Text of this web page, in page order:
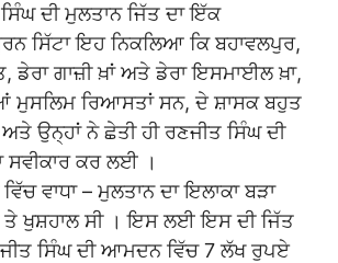
ਦੀ ਮੁਲਤਾਨ ਜਿੱਤ ਦਾ ਇੱਕ
ਸਿੱਟਾ ਇਹ ਨਿਕਲਿਆ ਕਿ ਬਹਾਵਲਪੁਰ,
ਡੇਰਾ ਗਾਜ਼ੀ ਖ਼ਾਂ ਅਤੇ ਡੇਰਾ ਇਸਮਾਈਲ ਖ਼ਾ,
ਮੁਸਲਿਮ ਰਿਆਸਤਾਂ ਸਨ, ਦੇ ਸ਼ਾਸਕ ਬਹੁਤ
ਉਨ੍ਹਾਂ ਨੇ ਛੇਤੀ ਹੀ ਰਣਜੀਤ ਸਿੰਘ ਦੀ
ਸਵੀਕਾਰ ਕਰ ਲਈ ।
ਵਾਧਾ – ਮੁਲਤਾਨ ਦਾ ਇਲਾਕਾ ਬੜਾ
ਖੁਸ਼ਹਾਲ ਸੀ । ਇਸ ਲਈ ਇਸ ਦੀ ਜਿੱਤ
ਸਿੰਘ ਦੀ ਆਮਦਨ ਵਿੱਚ 7 ਲੱਖ ਰੁਪਏ